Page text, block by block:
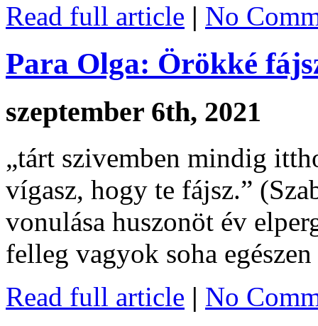
Read full article | No
Para Olga: Örökké
szeptember 6th, 2021
„tárt szivemben mindig
vígasz, hogy te fájsz.”
vonulása huszonöt év
felleg vagyok soha
Read full article | No